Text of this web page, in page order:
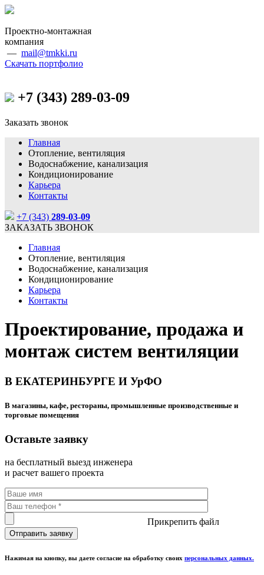
Проектно-монтажная
компания
— mail@tmkki.ru
Скачать портфолио
+7 (343) 289-03-09
Заказать звонок
Главная
Отопление, вентиляция
Водоснабжение, канализация
Кондиционирование
Карьера
Контакты
+7 (343) 289-03-09
ЗАКАЗАТЬ ЗВОНОК
Главная
Отопление, вентиляция
Водоснабжение, канализация
Кондиционирование
Карьера
Контакты
Проектирование, продажа и
монтаж систем вентиляции
В ЕКАТЕРИНБУРГЕ И УрФО
В магазины, кафе, рестораны, промышленные производственные и
торговые помещения
Оставьте заявку
на бесплатный выезд инженера
и расчет вашего проекта
Прикрепить файл
Нажимая на кнопку, вы даете согласие на обработку своих персональных данных.